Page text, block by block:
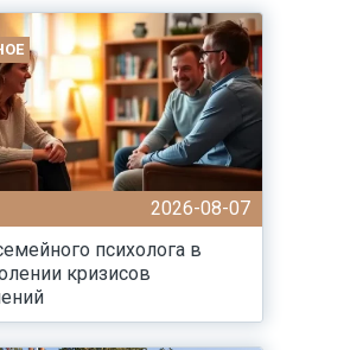
2026-08-07
психолога в
кризисов